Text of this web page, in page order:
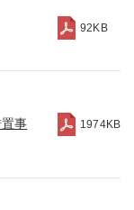
92KB
事
1974KB